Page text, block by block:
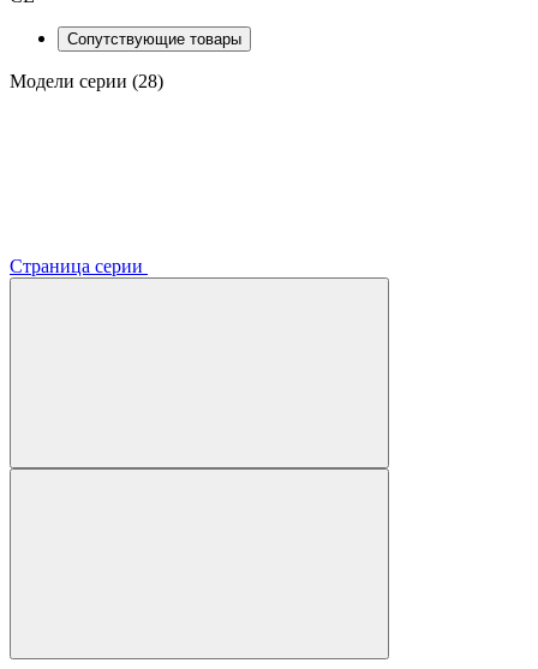
Сопутствующие товары
Модели серии (28)
Страница серии